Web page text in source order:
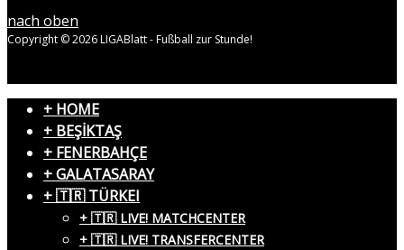
nach oben
Copyright © 2026 LIGABlatt - Fußball zur Stunde!
+ HOME
+ BEŞİKTAŞ
+ FENERBAHÇE
+ GALATASARAY
+ 🇹🇷 TÜRKEI
+ 🇹🇷 LIVE! MATCHCENTER
+ 🇹🇷 LIVE! TRANSFERCENTER